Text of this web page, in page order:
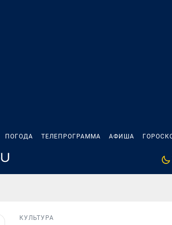
ПОГОДА ТЕЛЕПРОГРАММА АФИША
КУЛЬТУРА